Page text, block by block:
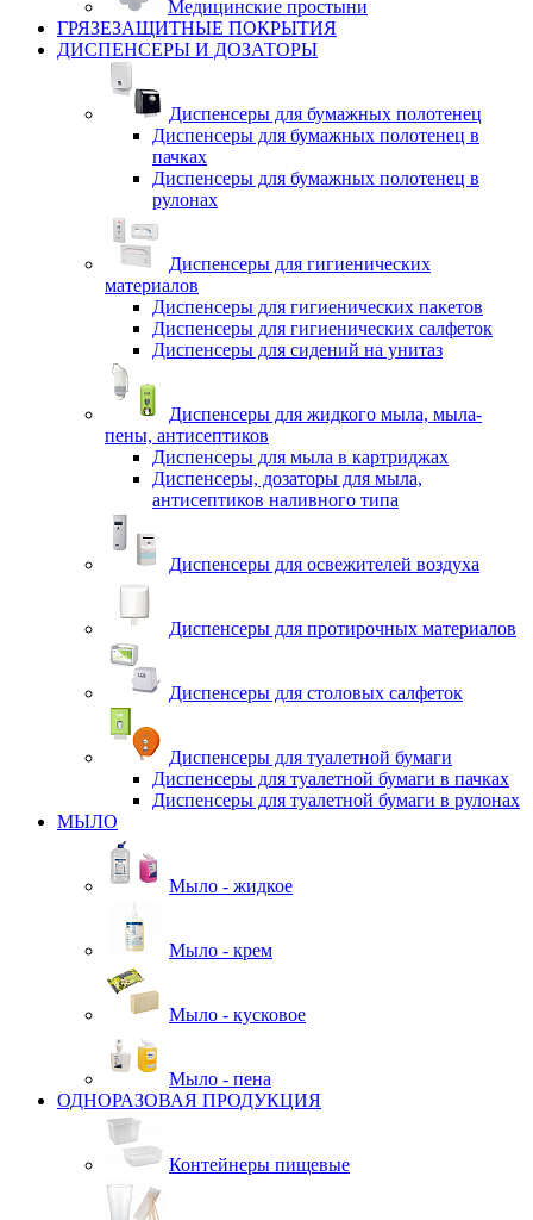
Медицинские простыни
ГРЯЗЕЗАЩИТНЫЕ ПОКРЫТИЯ
ДИСПЕНСЕРЫ И ДОЗАТОРЫ
Диспенсеры для бумажных полотенец
Диспенсеры для бумажных полотенец в
пачках
Диспенсеры для бумажных полотенец в
рулонах
Диспенсеры для гигиенических
материалов
Диспенсеры для гигиенических пакетов
Диспенсеры для гигиенических салфеток
Диспенсеры для сидений на унитаз
Диспенсеры для жидкого мыла, мыла-
пены, антисептиков
Диспенсеры для мыла в картриджах
Диспенсеры, дозаторы для мыла,
антисептиков наливного типа
Диспенсеры для освежителей воздуха
Диспенсеры для протирочных материалов
Диспенсеры для столовых салфеток
Диспенсеры для туалетной бумаги
Диспенсеры для туалетной бумаги в пачках
Диспенсеры для туалетной бумаги в рулонах
МЫЛО
Мыло - жидкое
Мыло - крем
Мыло - кусковое
Мыло - пена
ОДНОРАЗОВАЯ ПРОДУКЦИЯ
Контейнеры пищевые